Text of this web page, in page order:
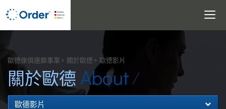
Toggle
歐德傢俱連鎖事業 關於歐德 歐德影片
關於歐德 About
歐德影片